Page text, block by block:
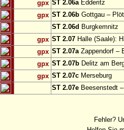
gpx ST 2.06aEdderitz
gpx ST 2.06b Gottgau –
ST 2.06d Burgkemnitz
gpx ST 2.07 Halle (Saale):
gpx ST 2.07aZappendorf –
gpx ST 2.07b Delitz am
gpx ST 2.07c Merseburg
ST 2.07e Beesenstedt
Fehler?